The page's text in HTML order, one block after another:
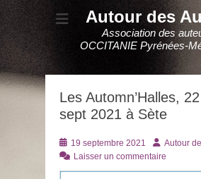
Autour des
Association des
OCCITANIE Pyrénées-
Les Automn’Halles,
sept 2021 à Sète
Posté
le
19 septembre 2021 AuteurAutour
Laisser un commentaire